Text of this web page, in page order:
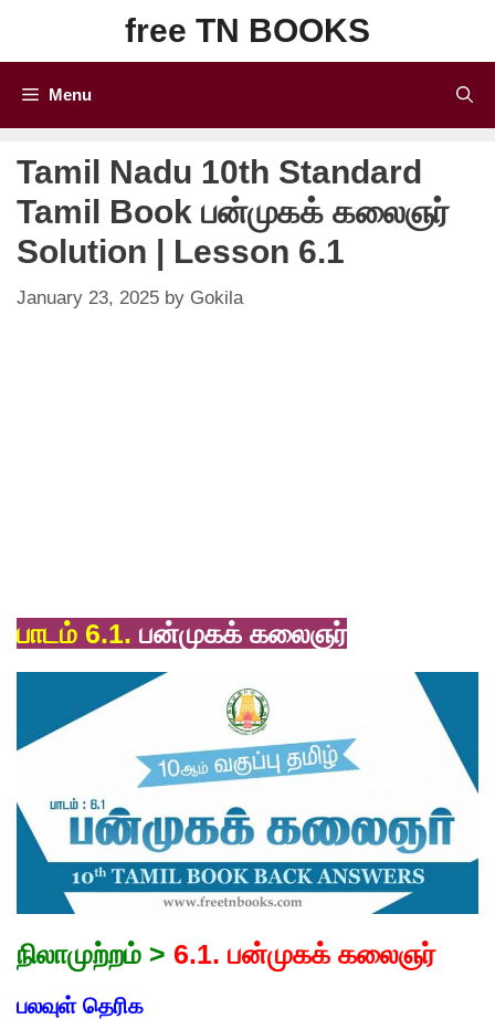
content
free TN BOOKS
Menu
Tamil Nadu 10th Standard
Tamil Book பன்முகக் கலைஞர்
Solution | Lesson 6.1
January 23, 2025 by Gokila
பாடம் 6.1. பன்முகக் கலைஞர்
நிலாமுற்றம் > 6.1. பன்முகக் கலைஞர்
பலவுள் தெரிக